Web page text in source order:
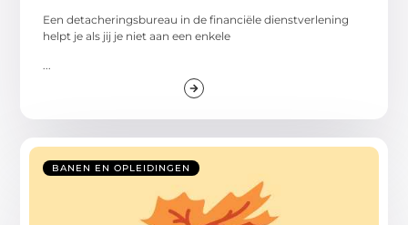
Een detacheringsbureau in de financiële dienstverlening
helpt je als jij je niet aan een enkele
...
BANEN EN OPLEIDINGEN